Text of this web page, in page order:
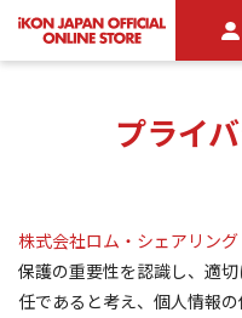
プライ
株式会社ロム・シェアリング
保護の重要性を認識し、適
任であると考え、個人情報